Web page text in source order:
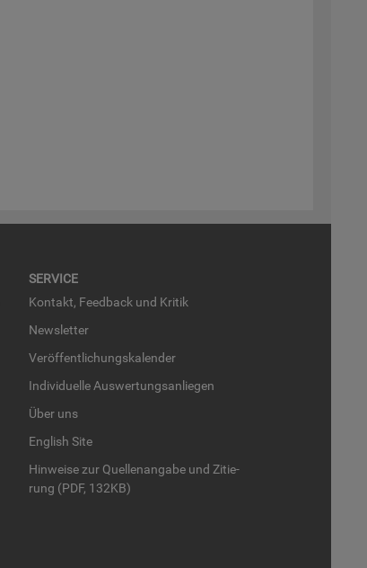
SER­VICE
Kon­takt, Feed­back und Kri­tik
News­let­ter
Ver­öf­fent­li­chungs­ka­len­der
In­di­vi­du­el­le Aus­wer­tungs­an­lie­gen
Über uns
English Site
Hin­wei­se zur Quel­len­an­ga­be und Zi­tie­
rung (PDF, 132KB)